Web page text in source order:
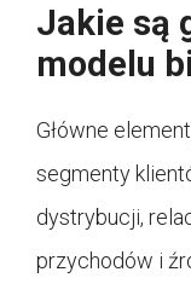
Jakie są
modelu
Główne
segmenty
dystrybucji,
przychodów i